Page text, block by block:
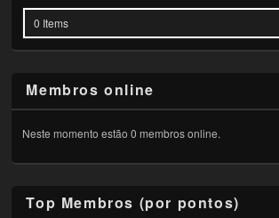
0 Items
Membros online
Neste momento estão 0 membros online.
Top Membros (por pontos)